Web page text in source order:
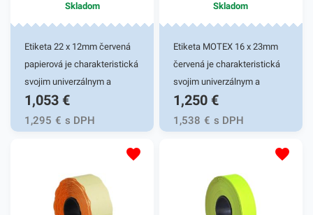
Skladom
Etiketa 22 x 12mm červená
papierová je charakteristická
svojim univerzálnym a
všestranným využitím.
Používa sa či samostatne,
alebo do etiketovacích
klieští, ktoré sa využívajú v
oblastiach - v priemysloch,
potravinárstve, skladoch i v
1,053 €
1,295 € s DPH
Skladom
Etiketa MOTEX 16 x 23mm
červená je charakteristická
svojim univerzálnym a
všestranným využitím.
Používa sa či samostatne,
alebo do etiketovacích
klieští, ktoré sa využívajú v
oblastiach - v priemysloch,
potravinárstve, skladoch i v
1,250 €
1,538 € s DPH